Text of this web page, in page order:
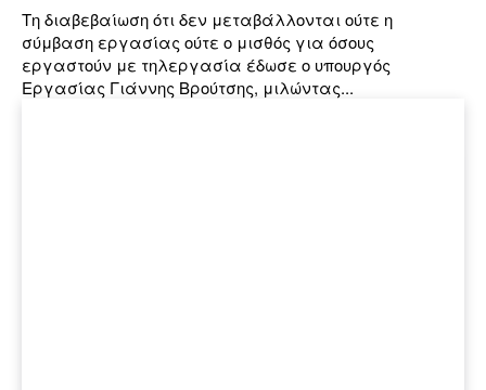
Τη διαβεβαίωση ότι δεν μεταβάλλονται ούτε η
σύμβαση εργασίας ούτε ο μισθός για όσους
εργαστούν με τηλεργασία έδωσε ο υπουργός
Εργασίας Γιάννης Βρούτσης, μιλώντας...